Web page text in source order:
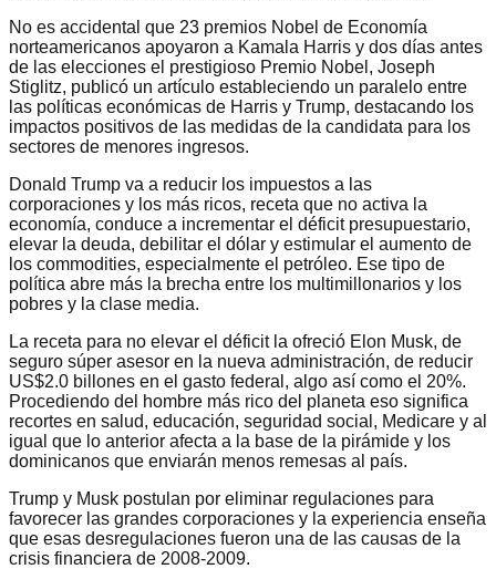
No es accidental que 23 premios Nobel de Economía
norteamericanos apoyaron a Kamala Harris y dos días antes
de las elecciones el prestigioso Premio Nobel, Joseph
Stiglitz, publicó un artículo estableciendo un paralelo entre
las políticas económicas de Harris y Trump, destacando los
impactos positivos de las medidas de la candidata para los
sectores de menores ingresos.
Donald Trump va a reducir los impuestos a las
corporaciones y los más ricos, receta que no activa la
economía, conduce a incrementar el déficit presupuestario,
elevar la deuda, debilitar el dólar y estimular el aumento de
los commodities, especialmente el petróleo. Ese tipo de
política abre más la brecha entre los multimillonarios y los
pobres y la clase media.
La receta para no elevar el déficit la ofreció Elon Musk, de
seguro súper asesor en la nueva administración, de reducir
US$2.0 billones en el gasto federal, algo así como el 20%.
Procediendo del hombre más rico del planeta eso significa
recortes en salud, educación, seguridad social, Medicare y al
igual que lo anterior afecta a la base de la pirámide y los
dominicanos que enviarán menos remesas al país.
Trump y Musk postulan por eliminar regulaciones para
favorecer las grandes corporaciones y la experiencia enseña
que esas desregulaciones fueron una de las causas de la
crisis financiera de 2008-2009.